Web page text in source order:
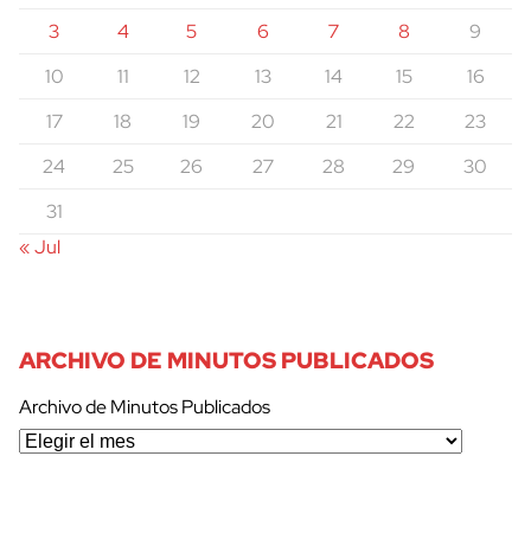
3
4 5 6 7 8
9
10
11 12 13 14 15
16
17
18 19 20 21 22
23
24
25 26 27 28 29
30
31
« Jul
ARCHIVO DE MINUTOS PUBLICADOS
Archivo de Minutos Publicados